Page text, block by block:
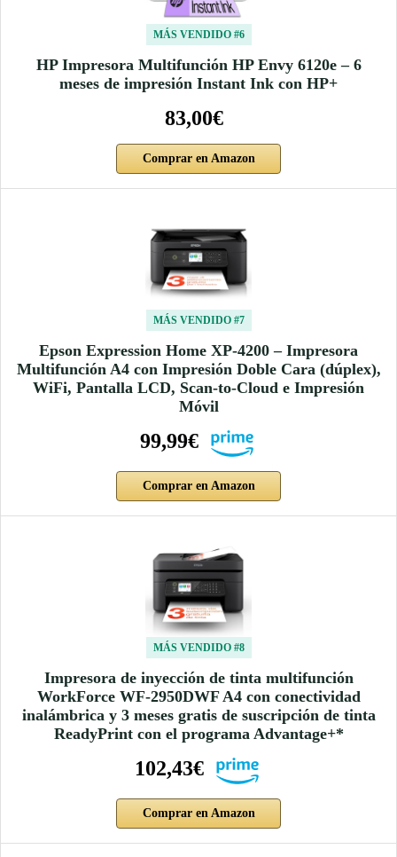
MÁS VENDIDO #6
HP Impresora Multifunción HP Envy 6120e – 6
meses de impresión Instant Ink con HP+
83,00€
Comprar en Amazon
MÁS VENDIDO #7
Epson Expression Home XP-4200 – Impresora
Multifunción A4 con Impresión Doble Cara (dúplex),
WiFi, Pantalla LCD, Scan-to-Cloud e Impresión
Móvil
99,99€
Comprar en Amazon
MÁS VENDIDO #8
Impresora de inyección de tinta multifunción
WorkForce WF-2950DWF A4 con conectividad
inalámbrica y 3 meses gratis de suscripción de tinta
ReadyPrint con el programa Advantage+*
102,43€
Comprar en Amazon